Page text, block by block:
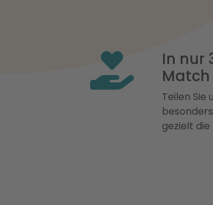
In nur
Match
Teilen Sie
gezielt